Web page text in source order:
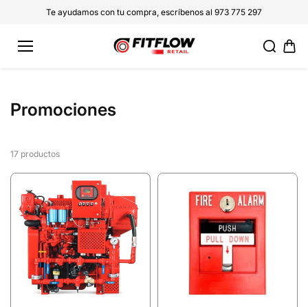
conteniTe ayudamos con tu compra, escríbenos al 973 775 297
Promociones
17 productos